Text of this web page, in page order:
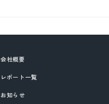
会社概要
レポート一覧
お知らせ